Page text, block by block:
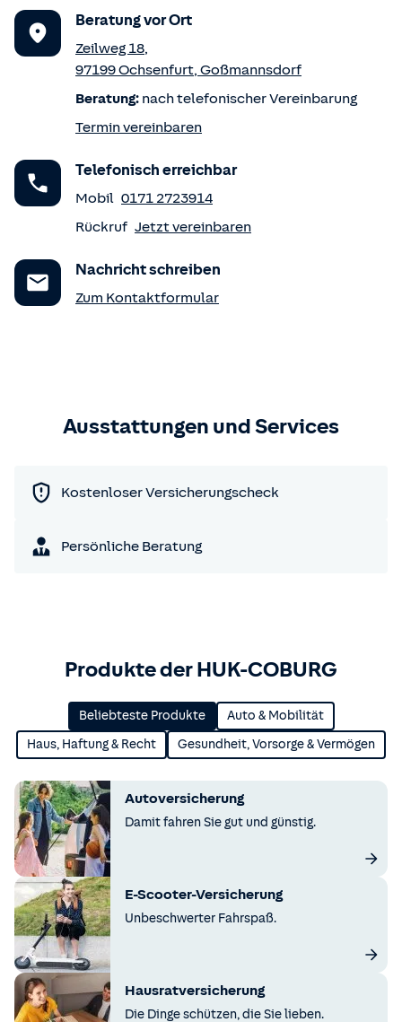
Beratung vor Ort
Zeilweg 18,
97199Ochsenfurt, Goßmannsdorf
Beratung: nach telefonischer Vereinbarung
Termin vereinbaren
Telefonisch erreichbar
Mobil 0171 2723914
Rückruf Jetzt vereinbaren
Nachricht schreiben
Zum Kontaktformular
Ausstattungen und Services
Kostenloser Versicherungscheck
Persönliche Beratung
Produkte der HUK-COBURG
Beliebteste Produkte Auto & Mobilität
Haus, Haftung & Recht Gesundheit, Vorsorge & Vermögen
Autoversicherung
Damit fahren Sie gut und günstig.
E-Scooter-Versicherung
Unbeschwerter Fahrspaß.
Hausratversicherung
Die Dinge schützen, die Sie lieben.